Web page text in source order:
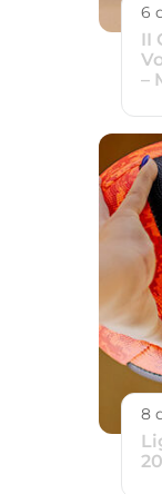
6
II
–
8